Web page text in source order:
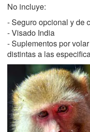
No incluye:
- Seguro opcional y de
- Visado India
- Suplementos por
distintas a las